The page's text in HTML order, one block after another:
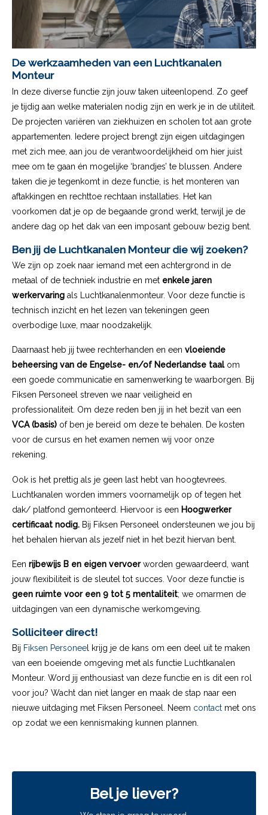
De werkzaamheden van een Luchtkanalen
Monteur
In deze diverse functie zijn jouw taken uiteenlopend. Zo geef
je tijdig aan welke materialen nodig zijn en werk je in de utiliteit.
De projecten variëren van ziekhuizen en scholen tot aan grote
appartementen. Iedere project brengt zijn eigen uitdagingen
met zich mee, aan jou de verantwoordelijkheid om hier juist
mee om te gaan én mogelijke ‘brandjes’ te blussen. Andere
taken die je tegenkomt in deze functie, is het monteren van
aftakkingen en rechttoe rechtaan installaties. Het kan
voorkomen dat je op de begaande grond werkt, terwijl je de
andere dag op het dak van een imposant gebouw bezig bent.
Ben jij de Luchtkanalen Monteur die wij zoeken?
We zijn op zoek naar iemand met een achtergrond in de
metaal of de techniek industrie en met enkele jaren
werkervaring als Luchtkanalenmonteur. Voor deze functie is
technisch inzicht en het lezen van tekeningen geen
overbodige luxe, maar noodzakelijk.
Daarnaast heb jij twee rechterhanden en een vloeiende
beheersing van de Engelse- en/of Nederlandse taalom
een goede communicatie en samenwerking te waarborgen. Bij
Fiksen Personeel streven we naar veiligheid en
professionaliteit. Om deze reden ben jij in het bezit van een
VCA (basis) of ben je bereid om deze te behalen. De kosten
voor de cursus en het examen nemen wij voor onze
rekening.
Ook is het prettig als je geen last hebt van hoogtevrees.
Luchtkanalen worden immers voornamelijk op of tegen het
dak/ platfond gemonteerd. Hiervoor is een Hoogwerker
certificaat nodig. Bij Fiksen Personeel ondersteunen we jou bij
het behalen hiervan als jezelf niet in het bezit hiervan bent.
Een rijbewijs B en eigen vervoerworden gewaardeerd, want
jouw flexibiliteit is de sleutel tot succes. Voor deze functie is
geen ruimte voor een 9 tot 5 mentaliteit; we omarmen de
uitdagingen van een dynamische werkomgeving.
Solliciteer direct!
Bij Fiksen Personeel krijg je de kans om een deel uit te maken
van een boeiende omgeving met als functie Luchtkanalen
Monteur. Word jij enthousiast van deze functie en is dit een rol
voor jou? Wacht dan niet langer en maak de stap naar een
nieuwe uitdaging met Fiksen Personeel. Neem contact met ons
op zodat we een kennismaking kunnen plannen.
Bel je liever?